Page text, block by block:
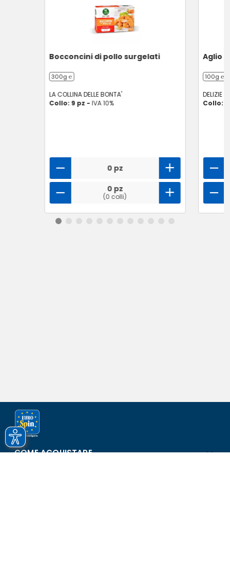
Bocconcini di pollo surgelati
300g ℮
LA COLLINA DELLE BONTA'
Collo: 9 pz - IVA 10%
0 pz
0 pz
(0 colli)
Aglio
100g ℮
DELIZIE
Collo:
COME ACQUISTARE